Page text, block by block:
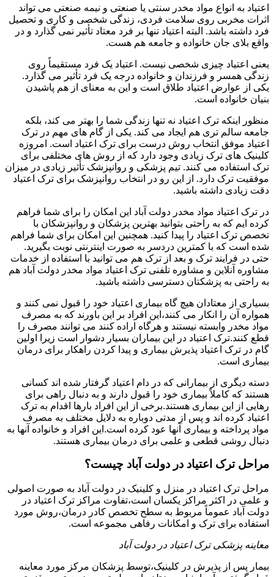
اعتیاد به انواع مواد مخدر سنتی یا صنعتی و نیمه صنعتی می تواند
اثرات مخربی روی سلامت فردی، زندگی شخصی و کاری و تحصیل
فرد داشته باشد. البته اعتیاد تنها بر فرد معتاد تأثیر نمی گذارد و در
واقع بلای جان خانواده و جامعه هم هست.
یعنی اعتیاد چیزی شخصی نیست. اعتیاد یک فرد مستقیماً روی
زندگی همسر و فرزندان و خانواده درجه یک فرد تأثیر می گذارد.
یکی از عوارض اعتیاد طلاق است و این به معنای از هم پاشیدن
بنیان خانواده است.
منظور اینکه ترک اعتیاد نه تنها زندگی شما را بهتر می کند، بلکه
جامعه سالم تری هم ایجاد می کند. یکی از گام های مهم در ترک
اعتیاد موفق انتخاب روش درست برای ترک اعتیاد است. امروزه
کلینیک های ترک زیادی وجود دارد که از روش های مختلفی برای
ترک استفاده می کنند. تیم پزشکی و روانپزشک تأثیر زیادی در میزان
موفقیت ترک دارد. از این رو در انتخاب روانپزشک برای ترک اعتیاد
دقت زیادی داشته باشید.
در ترک اعتیاد مواد مخدر دولت آباد این امکان را برای شما فراهم
کرده ایم که به راحتی بتوانید بهترین پزشکان و روانپزشکان با
تخصص ترک اعتیاد را پیدا کنید. همچنین این امکان برای شما فراهم
شده است که با کمترین دردسر به صورت اینترنتی نوبت بگیرید.
حتی در فرایند ترک و بعد از ترک هم می توانید با استفاده از خدمات
مشاوره آنلاین و مشاوره تلفنی ترک اعتیاد مواد مخدر دولت آباد هم
به راحتی به پزشکتان دسترسی داشته باشید.
بسیاری از معتادان هیچ گاه بیماری اعتیاد خود را قبول نمی کنند و
همواره آن را انکار می کنند،این افراد بر این باورند که به مصرف
مواد مخدر وابسته نیستند و هرگاه اراده کنند می توانند مصرف را
قطع کنند.ترک اعتیاد در این بیماران بسیار دشوار است زیرا اولین
گام در ترک اعتیاد پذیرش بیماری و پیدا کردن راهکار برای درمان
بیماری است.
دسته دیگری از بیمارانی که در دام اعتیاد گرفتار شده اند کسانی
هستند که کاملاً بیماری خود را قبول دارند و به دنبال راهی برای
رهایی از این بیماری هستند.برخی از این افراد بارها اقدام به ترک
اعتیاد کرده اند و پس از مدتی دوباره به دلایل مختلف به مصرف
مواد پرداخته و بیماری آنها عود کرده است.این افراد و خانواده آنها به
دنبال روشی قطعی و علمی برای درمان بیماری هستند.
مراحل ترک اعتیاد در دولت آباد چیست؟
مراحل ترک اعتیاد در منزل و کلینیک در دولت آباد به صورت اصولی
و علمی در اکثر مراکز یکسان است،تفاوت مراکز ترک اعتیاد در
دولت آباد عموماً مربوط به سطح تخصص کادر درمان،روش مورد
استفاده برای ترک و امکانات رفاهی مجموعه است.
معاینه پزشکی ترک اعتیاد در دولت آباد
بیمار پس از پذیرش در کلینیک،توسط پزشکان مرکز مورد معاینه